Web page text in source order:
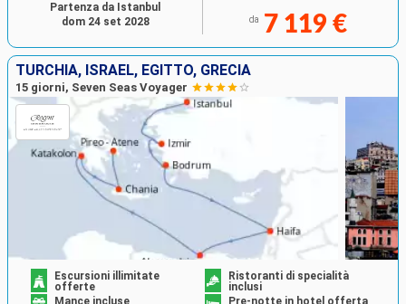
da 7 119 €
Partenza da Istanbul
dom 24 set 2028
TURCHIA, ISRAEL, EGITTO, GRECIA
15 giorni, Seven Seas Voyager
Escursioni illimitate
offerte
Ristoranti di specialità
inclusi
Mance incluse
Pre-notte in hotel offerta